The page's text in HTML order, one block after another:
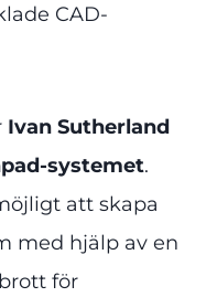
CAD-
Ivan Sutherland
systemet.
att skapa
med hjälp av en
för